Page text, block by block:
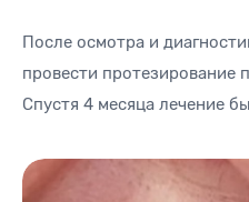
После осмотра и
провести протезирование
Спустя 4 месяца лечение